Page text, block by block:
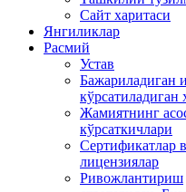
Сайт харитаси
Янгиликлар
Расмий
Устав
Бажариладиган
кўрсатиладиган
Жамиятнинг
кўрсаткичлари
Сертификатлар
лицензиялар
Ривожлантириш